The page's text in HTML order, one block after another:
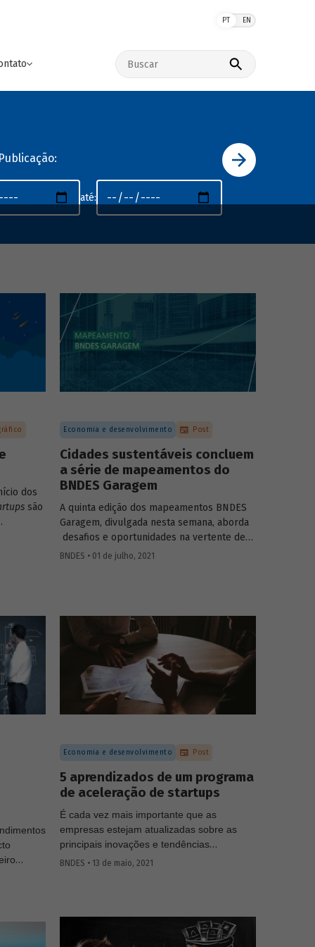
PT EN
Buscar no site
até:
dos
são
Com
tudo
Economia e desenvolvimento Post
Cidades sustentáveis concluem
a série de mapeamentos do
BNDES Garagem
A quinta edição dos mapeamentos BNDES
Garagem, divulgada nesta semana, aborda
desafios e oportunidades na vertente de
cidades sustentáveis. A publicação conclui
diferentes temas, incluindo edições já
lançadas sobre
govtech
, sustentabilidade,
saúde e educação.
BNDES • 01 de julho, 2021
Economia e desenvolvimento Post
5 aprendizados de um programa
de aceleração de startups
É cada vez mais importante que as
empresas estejam atualizadas sobre as
principais inovações e tendências
tecnológicas, seja para que se tornem mais
BNDES Garagem, um piloto de aceleração
om base nessa experiência, o
BNDES • 13 de maio, 2021